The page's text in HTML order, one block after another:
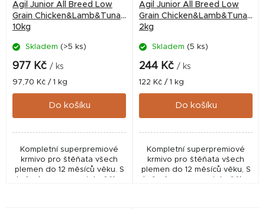
Agil Junior All Breed Low
Grain Chicken&Lamb&Tuna
10kg
Skladem (>5 ks)
977 Kč / ks
Měrná
cena:
97,70 Kč / 1 kg
Do košíku
Kompletní superpremiové
krmivo pro štěňata všech
plemen do 12 měsíců věku. S
Agil Junior All Breed Low
Grain Chicken&Lamb&Tuna
2kg
Skladem (5 ks)
244 Kč / ks
Měrná
cena:
122 Kč / 1 kg
Do košíku
Kompletní superpremiové
krmivo pro štěňata všech
plemen do 12 měsíců věku, S